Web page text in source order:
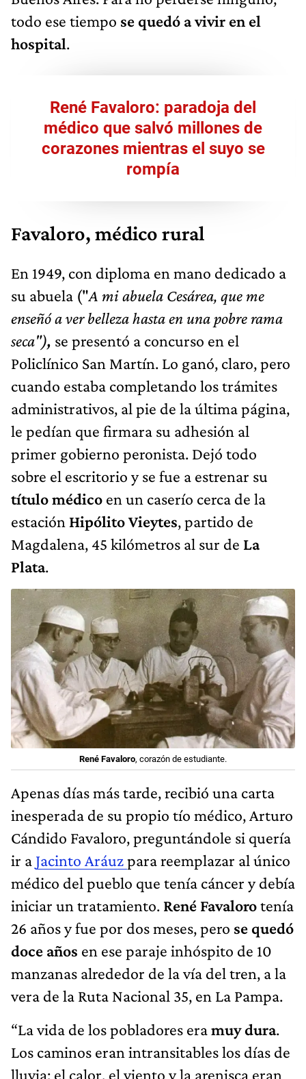
René Favaloro: paradoja del
rompía
Favaloro, médico rural
su abuela ("A mi abuela Cesárea, que me
seca"),se presentó a concurso en el
Policlínico San Martín. Lo ganó, claro, pero
cuando estaba completando los trámites
administrativos, al pie de la última página,
le pedían que firmara su adhesión al
primer gobierno peronista. Dejó todo
sobre el escritorio y se fue a estrenar su
título médicoen un caserío cerca de la
estaciónHipólito Vieytes, partido de
Magdalena, 45 kilómetros al sur deLa
Plata.
René Favaloro, corazón de estudiante.
Apenas días más tarde, recibió una carta
inesperada de su propio tío médico, Arturo
ir aJacinto Aráuzpara reemplazar al único
médico del pueblo que tenía cáncer y debía
iniciar un tratamiento.René Favalorotenía
26 años y fue por dos meses, perose quedó
doce añosen ese paraje inhóspito de 10
manzanas alrededor de la vía del tren, a la
vera de la Ruta Nacional 35, en La Pampa.
“La vida de los pobladores eramuy dura.
Los caminos eran intransitables los días de
insoportables en verano y el frío de las
noches de invierno no perdonaba ni al